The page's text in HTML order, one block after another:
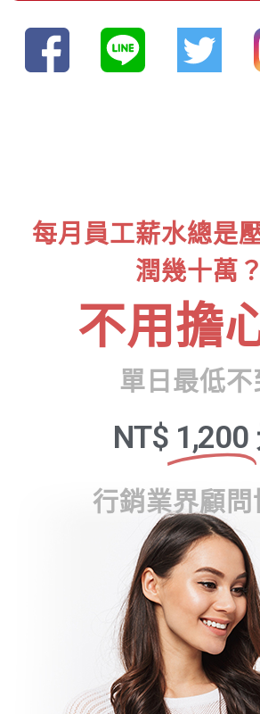
每月員工薪水總是
潤幾十萬？
不用擔
單日最低不
NT$ 1,200
行銷業界顧問